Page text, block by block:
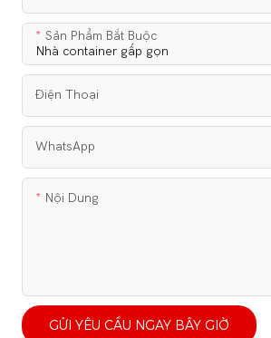
Sản Phẩm Bắt Buộc
Điện Thoại
WhatsApp
Nội Dung
GỬI YÊU CẦU NGAY BÂY GIỜ